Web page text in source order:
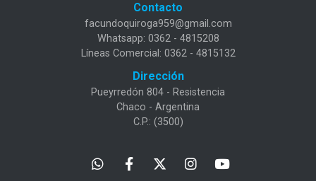
Contacto
facundoquiroga959@gmail.com
Whatsapp: 0362 - 4815208
Líneas Comercial: 0362 - 4815132
Dirección
Pueyrredón 804 - Resistencia
Chaco - Argentina
C.P.: (3500)